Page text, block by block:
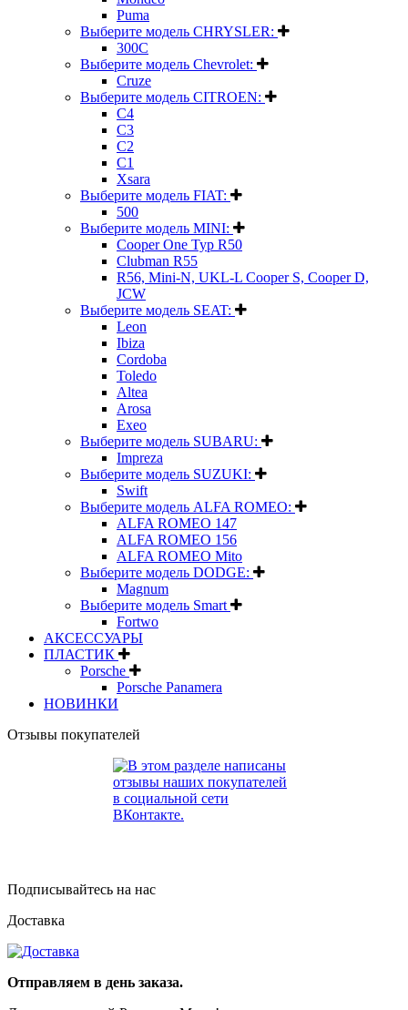
Puma
Выберите модель CHRYSLER:
300C
Выберите модель Chevrolet:
Cruze
Выберите модель CITROEN:
C4
C3
C2
C1
Xsara
Выберите модель FIAT:
500
Выберите модель MINI:
Cooper One Typ R50
Clubman R55
R56, Mini-N, UKL-L Cooper S, Cooper D,
JCW
Выберите модель SEAT:
Leon
Ibiza
Cordoba
Toledo
Altea
Arosa
Exeo
Выберите модель SUBARU:
Impreza
Выберите модель SUZUKI:
Swift
Выберите модель ALFA ROMEO:
ALFA ROMEO 147
ALFA ROMEO 156
ALFA ROMEO Mito
Выберите модель DODGE:
Magnum
Выберите модель Smart
Fortwo
АКСЕССУАРЫ
ПЛАСТИК
Porsche
Porsche Panamera
НОВИНКИ
Отзывы покупателей
Подписывайтесь на нас
Доставка
Отправляем в день заказа.